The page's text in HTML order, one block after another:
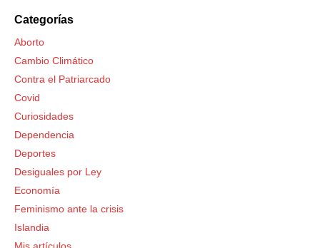
Categorías
Aborto
Cambio Climático
Contra el Patriarcado
Covid
Curiosidades
Dependencia
Deportes
Desiguales por Ley
Economía
Feminismo ante la crisis
Islandia